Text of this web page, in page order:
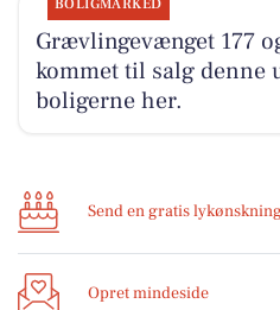
BOLIGMARKED
Grævlingevænget 177
kommet til salg denne
boligerne her.
Send en gratis
Opret mindeside